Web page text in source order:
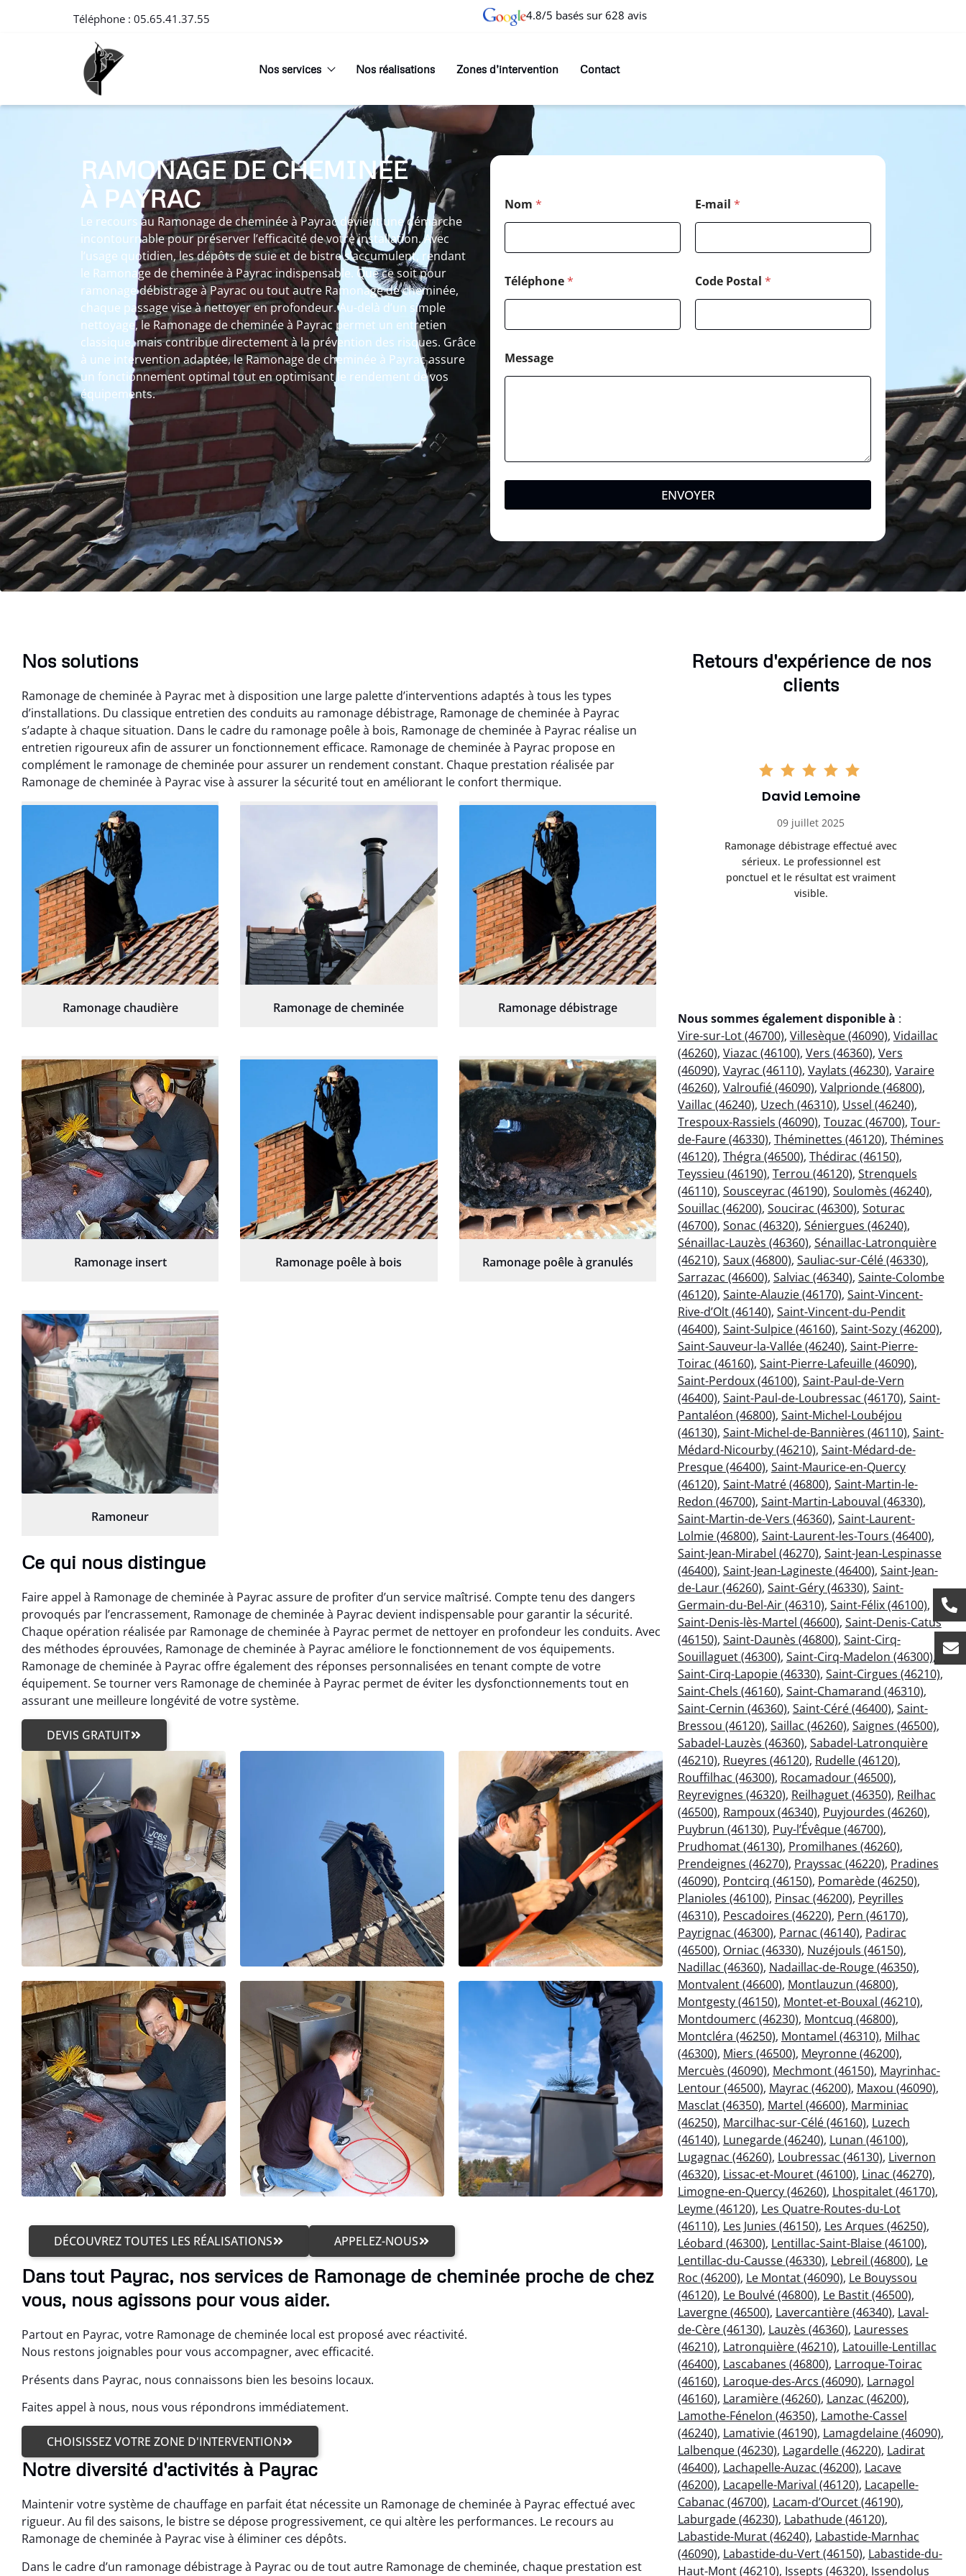
Téléphone : 05.65.41.37.55 4.8/5 basés sur 628 avis
Nos services Nos réalisations Zones d’intervention Contact
RAMONAGE DE CHEMINÉE
À PAYRAC
Le recours au Ramonage de cheminée à Payrac devient une démarche
incontournable pour préserver l’efficacité de votre installation. Avec
l’usage quotidien, les dépôts de suie et de bistre s’accumulent, rendant
le Ramonage de cheminée à Payrac indispensable. Que ce soit pour
ramonage débistrage à Payrac ou tout autre Ramonage de cheminée,
chaque passage vise à nettoyer en profondeur. Au-delà d’un simple
nettoyage, le Ramonage de cheminée à Payrac permet un entretien
classique, mais contribue directement à la prévention des risques. Grâce
à une intervention adaptée, le Ramonage de cheminée à Payrac assure
un fonctionnement optimal tout en optimisant le rendement de vos
équipements.
Nom * E-mail *
Téléphone* Code Postal *
Message
ENVOYER
Nos solutions
Ramonage de cheminée à Payrac met à disposition une large palette d’interventions adaptés à tous les types
d’installations. Du classique entretien des conduits au ramonage débistrage, Ramonage de cheminée à Payrac
s’adapte à chaque situation. Dans le cadre du ramonage poêle à bois, Ramonage de cheminée à Payrac réalise un
entretien rigoureux afin de assurer un fonctionnement efficace. Ramonage de cheminée à Payrac propose en
complément le ramonage de cheminée pour assurer un rendement constant. Chaque prestation réalisée par
Ramonage de cheminée à Payrac vise à assurer la sécurité tout en améliorant le confort thermique.
Ramonage chaudière Ramonage de cheminée Ramonage débistrage
Ramonage insert Ramonage poêle à bois Ramonage poêle à granulés
Ramoneur
Ce qui nous distingue
Faire appel à Ramonage de cheminée à Payrac assure de profiter d’un service maîtrisé. Compte tenu des dangers
provoqués par l’encrassement, Ramonage de cheminée à Payrac devient indispensable pour garantir la sécurité.
Chaque opération réalisée par Ramonage de cheminée à Payrac permet de nettoyer en profondeur les conduits. Avec
des méthodes éprouvées, Ramonage de cheminée à Payrac améliore le fonctionnement de vos équipements.
Ramonage de cheminée à Payrac offre également des réponses personnalisées en tenant compte de votre
équipement. Se tourner vers Ramonage de cheminée à Payrac permet de éviter les dysfonctionnements tout en
assurant une meilleure longévité de votre système.
DEVIS GRATUIT
DÉCOUVREZ TOUTES LES RÉALISATIONS APPELEZ-NOUS
Dans tout Payrac, nos services de Ramonage de cheminée proche de chez
vous, nous agissons pour vous aider.
Partout en Payrac, votre Ramonage de cheminée local est proposé avec réactivité.
Nous restons joignables pour vous accompagner, avec efficacité.
Présents dans Payrac, nous connaissons bien les besoins locaux.
Faites appel à nous, nous vous répondrons immédiatement.
CHOISISSEZ VOTRE ZONE D'INTERVENTION
Notre diversité d'activités à Payrac
Maintenir votre système de chauffage en parfait état nécessite un Ramonage de cheminée à Payrac effectué avec
rigueur. Au fil des saisons, le bistre se dépose progressivement, ce qui altère les performances. Le recours au
Ramonage de cheminée à Payrac vise à éliminer ces dépôts.
Dans le cadre d’un ramonage débistrage à Payrac ou de tout autre Ramonage de cheminée, chaque prestation est
Retours d'expérience de nos
clients
Ramonage débistrage réalisé dans
les règles. Travail efficace, propre et
sans mauvaise surprise. Je
recommande.
14 juin 2025
Très bon service de ramonage
débistrage. Le conduit était très
encrassé et tout a été nettoyé
parfaitement. Travail soigné.
David Lemoine
09 juillet 2025
Ramonage débistrage effectué avec
sérieux. Le professionnel est
ponctuel et le résultat est vraiment
visible.
Nous sommes également disponible à :
Vire-sur-Lot (46700), Villesèque (46090), Vidaillac
(46260), Viazac (46100), Vers (46360), Vers
(46090), Vayrac (46110), Vaylats (46230), Varaire
(46260), Valroufié (46090), Valprionde (46800),
Vaillac (46240), Uzech (46310), Ussel (46240),
Trespoux-Rassiels (46090), Touzac (46700), Tour-
de-Faure (46330), Théminettes (46120), Thémines
(46120), Thégra (46500), Thédirac (46150),
Teyssieu (46190), Terrou (46120), Strenquels
(46110), Sousceyrac (46190), Soulomès (46240),
Souillac (46200), Soucirac (46300), Soturac
(46700), Sonac (46320), Séniergues (46240),
Sénaillac-Lauzès (46360), Sénaillac-Latronquière
(46210), Saux (46800), Sauliac-sur-Célé (46330),
Sarrazac (46600), Salviac (46340), Sainte-Colombe
(46120), Sainte-Alauzie (46170), Saint-Vincent-
Rive-d’Olt (46140), Saint-Vincent-du-Pendit
(46400), Saint-Sulpice (46160), Saint-Sozy (46200),
Saint-Sauveur-la-Vallée (46240), Saint-Pierre-
Toirac (46160), Saint-Pierre-Lafeuille (46090),
Saint-Perdoux (46100), Saint-Paul-de-Vern
(46400), Saint-Paul-de-Loubressac (46170), Saint-
Pantaléon (46800), Saint-Michel-Loubéjou
(46130), Saint-Michel-de-Bannières (46110), Saint-
Médard-Nicourby (46210), Saint-Médard-de-
Presque (46400), Saint-Maurice-en-Quercy
(46120), Saint-Matré (46800), Saint-Martin-le-
Redon (46700), Saint-Martin-Labouval (46330),
Saint-Martin-de-Vers (46360), Saint-Laurent-
Lolmie (46800), Saint-Laurent-les-Tours (46400),
Saint-Jean-Mirabel (46270), Saint-Jean-Lespinasse
(46400), Saint-Jean-Lagineste (46400), Saint-Jean-
de-Laur (46260), Saint-Géry (46330), Saint-
Germain-du-Bel-Air (46310), Saint-Félix (46100),
Saint-Denis-lès-Martel (46600), Saint-Denis-Catus
(46150), Saint-Daunès (46800), Saint-Cirq-
Souillaguet (46300), Saint-Cirq-Madelon (46300),
Saint-Cirq-Lapopie (46330), Saint-Cirgues (46210),
Saint-Chels (46160), Saint-Chamarand (46310),
Saint-Cernin (46360), Saint-Céré (46400), Saint-
Bressou (46120), Saillac (46260), Saignes (46500),
Sabadel-Lauzès (46360), Sabadel-Latronquière
(46210), Rueyres (46120), Rudelle (46120),
Rouffilhac (46300), Rocamadour (46500),
Reyrevignes (46320), Reilhaguet (46350), Reilhac
(46500), Rampoux (46340), Puyjourdes (46260),
Puybrun (46130), Puy-l’Évêque (46700),
Prudhomat (46130), Promilhanes (46260),
Prendeignes (46270), Prayssac (46220), Pradines
(46090), Pontcirq (46150), Pomarède (46250),
Planioles (46100), Pinsac (46200), Peyrilles
(46310), Pescadoires (46220), Pern (46170),
Payrignac (46300), Parnac (46140), Padirac
(46500), Orniac (46330), Nuzéjouls (46150),
Nadillac (46360), Nadaillac-de-Rouge (46350),
Montvalent (46600), Montlauzun (46800),
Montgesty (46150), Montet-et-Bouxal (46210),
Montdoumerc (46230), Montcuq (46800),
Montcléra (46250), Montamel (46310), Milhac
(46300), Miers (46500), Meyronne (46200),
Mercuès (46090), Mechmont (46150), Mayrinhac-
Lentour (46500), Mayrac (46200), Maxou (46090),
Masclat (46350), Martel (46600), Marminiac
(46250), Marcilhac-sur-Célé (46160), Luzech
(46140), Lunegarde (46240), Lunan (46100),
Lugagnac (46260), Loubressac (46130), Livernon
(46320), Lissac-et-Mouret (46100), Linac (46270),
Limogne-en-Quercy (46260), Lhospitalet (46170),
Leyme (46120), Les Quatre-Routes-du-Lot
(46110), Les Junies (46150), Les Arques (46250),
Léobard (46300), Lentillac-Saint-Blaise (46100),
Lentillac-du-Causse (46330), Lebreil (46800), Le
Roc (46200), Le Montat (46090), Le Bouyssou
(46120), Le Boulvé (46800), Le Bastit (46500),
Lavergne (46500), Lavercantière (46340), Laval-
de-Cère (46130), Lauzès (46360), Lauresses
(46210), Latronquière (46210), Latouille-Lentillac
(46400), Lascabanes (46800), Larroque-Toirac
(46160), Laroque-des-Arcs (46090), Larnagol
(46160), Laramière (46260), Lanzac (46200),
Lamothe-Fénelon (46350), Lamothe-Cassel
(46240), Lamativie (46190), Lamagdelaine (46090),
Lalbenque (46230), Lagardelle (46220), Ladirat
(46400), Lachapelle-Auzac (46200), Lacave
(46200), Lacapelle-Marival (46120), Lacapelle-
Cabanac (46700), Lacam-d’Ourcet (46190),
Laburgade (46230), Labathude (46120),
Labastide-Murat (46240), Labastide-Marnhac
(46090), Labastide-du-Vert (46150), Labastide-du-
Haut-Mont (46210), Issepts (46320), Issendolus